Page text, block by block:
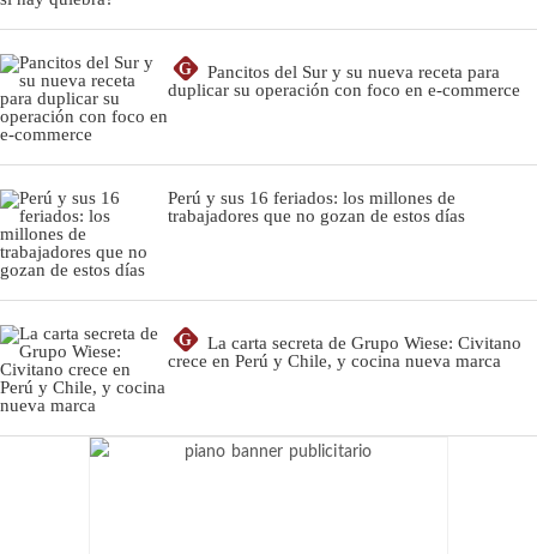
G
Pancitos del Sur y su nueva receta para
duplicar su operación con foco en e-commerce
Perú y sus 16 feriados: los millones de
trabajadores que no gozan de estos días
G
La carta secreta de Grupo Wiese: Civitano
crece en Perú y Chile, y cocina nueva marca